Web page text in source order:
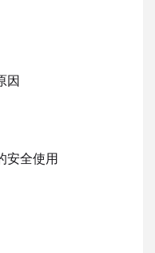
因
安全使用